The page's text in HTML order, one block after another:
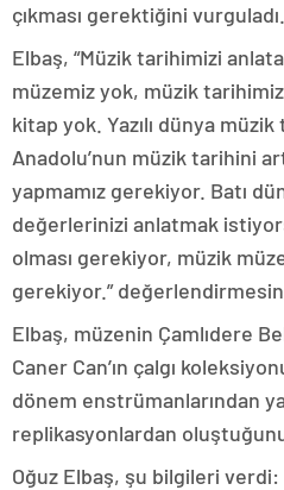
çıkması gerektiğini vurguladı.
Elbaş, “Müzik tarihimizi
müzemiz yok, müzik
kitap yok. Yazılı dünya
Anadolu’nun müzik tarihini
yapmamız gerekiyor. Batı
değerlerinizi anlatmak
olması gerekiyor, müzik
gerekiyor.”
Elbaş, müzenin Çamlıdere
Caner Can’ın çalgı
dönem enstrümanlarından
replikasyonlardan
Oğuz Elbaş, şu bilgileri verdi: